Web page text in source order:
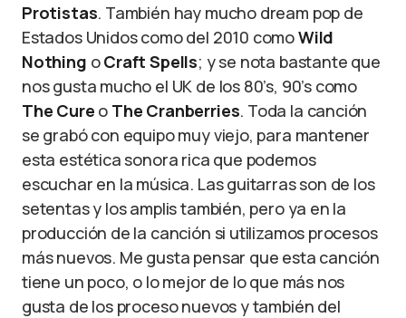
Protistas. También hay mucho dream pop de
Estados Unidos como del 2010 comoWild
Nothing oCraft Spells; y se nota bastante que
nos gusta mucho el UK de los 80’s, 90’s como
The Cure o The Cranberries. Toda la canción
se grabó con equipo muy viejo, para mantener
esta estética sonora rica que podemos
escuchar en la música. Las guitarras son de los
setentas y los amplis también, pero ya en la
producción de la canción si utilizamos procesos
más nuevos. Me gusta pensar que esta canción
tiene un poco, o lo mejor de lo que más nos
gusta de los proceso nuevos y también del